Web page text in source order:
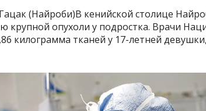
(Найроби)В кенийской столице
крупной опухоли у подростка. Врачи
килограмма тканей у 17-летней